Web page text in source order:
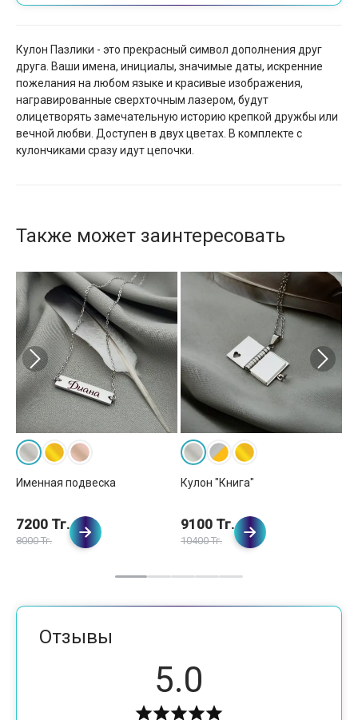
Кулон Пазлики - это прекрасный символ дополнения друг
друга. Ваши имена, инициалы, значимые даты, искренние
пожелания на любом языке и красивые изображения,
награвированные сверхточным лазером, будут
олицетворять замечательную историю крепкой дружбы или
вечной любви. Доступен в двух цветах. В комплекте с
кулончиками сразу идут цепочки.
Также может заинтересовать
Именная подвеска
7200 Тг.
8000 Тг.
Кулон "Книга"
9100 Тг.
10400 Тг.
Отзывы
5.0